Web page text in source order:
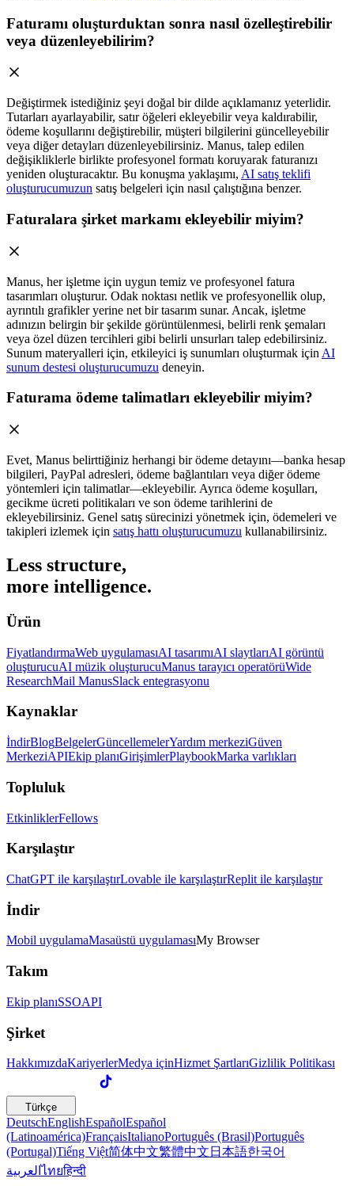
Faturamı oluşturduktan sonra nasıl özelleştirebilir
veya düzenleyebilirim?
Değiştirmek istediğiniz şeyi doğal bir dilde açıklamanız yeterlidir.
Tutarları ayarlayabilir, satır öğeleri ekleyebilir veya kaldırabilir,
ödeme koşullarını değiştirebilir, müşteri bilgilerini güncelleyebilir
veya diğer detayları düzenleyebilirsiniz. Manus, talep edilen
değişikliklerle birlikte profesyonel formatı koruyarak faturanızı
yeniden oluşturacaktır. Bu konuşma yaklaşımı, AI satış teklifi
oluşturucumuzun satış belgeleri için nasıl çalıştığına benzer.
Faturalara şirket markamı ekleyebilir miyim?
Manus, her işletme için uygun temiz ve profesyonel fatura
tasarımları oluşturur. Odak noktası netlik ve profesyonellik olup,
ayrıntılı grafikler yerine net bir tasarım sunar. Ancak, işletme
adınızın belirgin bir şekilde görüntülenmesi, belirli renk şemaları
veya özel düzen tercihleri gibi belirli unsurları talep edebilirsiniz.
Sunum materyalleri için, etkileyici iş sunumları oluşturmak için AI
sunum destesi oluşturucumuzu deneyin.
Faturama ödeme talimatları ekleyebilir miyim?
Evet, Manus belirttiğiniz herhangi bir ödeme detayını—banka hesap
bilgileri, PayPal adresleri, ödeme bağlantıları veya diğer ödeme
yöntemleri için talimatlar—ekleyebilir. Ayrıca ödeme koşulları,
gecikme ücreti politikaları ve son ödeme tarihlerini de
ekleyebilirsiniz. Genel satış sürecinizi yönetmek için, ödemeleri ve
takipleri izlemek için satış hattı oluşturucumuzu kullanabilirsiniz.
Less structure,
more intelligence.
Ürün
FiyatlandırmaWeb uygulamasıAI tasarımıAI slaytlarıAI görüntü
oluşturucuAI müzik oluşturucuManus tarayıcı operatörüWide
ResearchMail ManusSlack entegrasyonu
Kaynaklar
İndirBlogBelgelerGüncellemelerYardım merkeziGüven
MerkeziAPIEkip planıGirişimlerPlaybookMarka varlıkları
Topluluk
EtkinliklerFellows
Karşılaştır
ChatGPT ile karşılaştırLovable ile karşılaştırReplit ile karşılaştır
İndir
Mobil uygulamaMasaüstü uygulamasıMy Browser
Takım
Ekip planıSSOAPI
Şirket
HakkımızdaKariyerlerMedya içinHizmet ŞartlarıGizlilik Politikası
Türkçe
DeutschEnglishEspañolEspañol
(Latinoamérica)FrançaisItalianoPortuguês (Brasil)Português
(Portugal)Tiếng Việt简体中文繁體中文 日本語한국어
العربيةไทยहिन्दी